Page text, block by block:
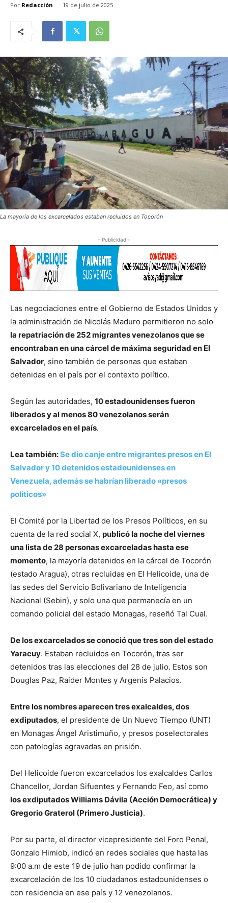
Por Redacción 19 de julio de 2025
La mayoría de los excarcelados estaban recluidos en Tocorón
- Publicidad -
Las negociaciones entre el Gobierno de Estados Unidos y
la administración de Nicolás Maduro permitieron no solo
la repatriación de 252 migrantes venezolanos que se
encontraban en una cárcel de máxima seguridad en El
Salvador, sino también de personas que estaban
detenidas en el país por el contexto político.
Según las autoridades, 10 estadounidenses fueron
liberados y al menos 80 venezolanos serán
excarcelados en el país.
Lea también:Se dio canje entre migrantes presos en El
Salvador y 10 detenidos estadounidenses en
Venezuela, además se habrían liberado «presos
políticos»
El Comité por la Libertad de los Presos Políticos, en su
cuenta de la red social X, publicó la noche del viernes
una lista de 28 personas excarceladas hasta ese
momento, la mayoría detenidos en la cárcel de Tocorón
(estado Aragua), otras recluidas en El Helicoide, una de
las sedes del Servicio Bolivariano de Inteligencia
Nacional (Sebin), y solo una que permanecía en un
comando policial del estado Monagas, reseñó Tal Cual.
De los excarcelados se conoció que tres son del estado
Yaracuy. Estaban recluidos en Tocorón, tras ser
detenidos tras las elecciones del 28 de julio. Estos son
Douglas Paz, Raider Montes y Argenis Palacios.
Entre los nombres aparecen tres exalcaldes, dos
exdiputados, el presidente de Un Nuevo Tiempo (UNT)
en Monagas Ángel Aristimuño, y presos poselectorales
con patologías agravadas en prisión.
Del Helicoide fueron excarcelados los exalcaldes Carlos
Chancellor, Jordan Sifuentes y Fernando Feo, así como
los exdiputados Williams Dávila (Acción Democrática) y
Gregorio Graterol (Primero Justicia).
Por su parte, el director vicepresidente del Foro Penal,
Gonzalo Himiob, indicó en redes sociales que hasta las
9:00 a.m de este 19 de julio han podido confirmar la
excarcelación de los 10 ciudadanos estadounidenses o
con residencia en ese país y 12 venezolanos.